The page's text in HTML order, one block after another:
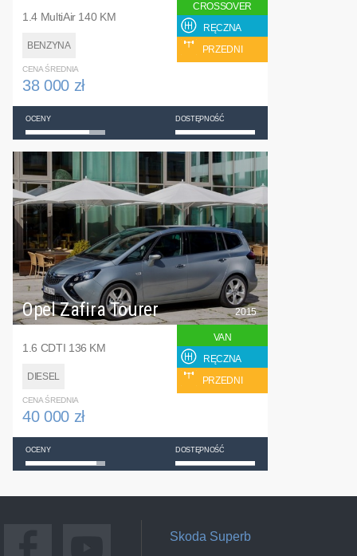
1.4 MultiAir 140 KM
BENZYNA
CROSSOVER
RĘCZNA
PRZEDNI
CENA ŚREDNIA
38 000 zł
OCENY DOSTĘPNOŚĆ
Opel Zafira Tourer
1.6 CDTI 136 KM
DIESEL
2015
VAN
RĘCZNA
PRZEDNI
CENA ŚREDNIA
40 000 zł
OCENY DOSTĘPNOŚĆ
Skoda Superb